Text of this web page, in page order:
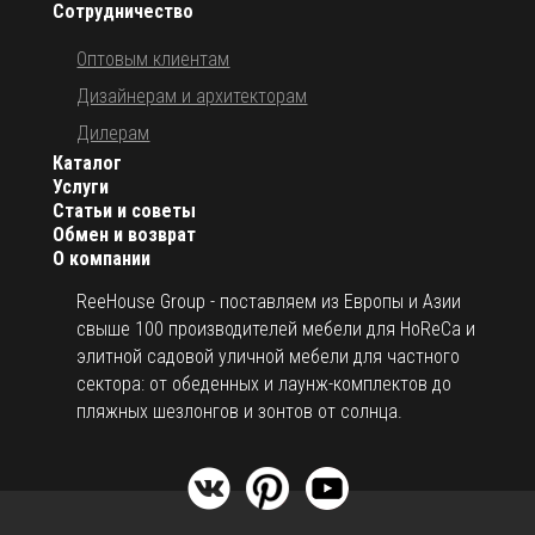
О компании
ReeHouse Group - поставляем из Европы и Азии
свыше 100 производителей мебели для HoReCa и
элитной садовой уличной мебели для частного
сектора: от обеденных и лаунж-комплектов до
пляжных шезлонгов и зонтов от солнца.
Каталог
Услуги
Статьи и советы
Обмен и возврат
Сотрудничество
Оптовым клиентам
Дизайнерам и архитекторам
Дилерам